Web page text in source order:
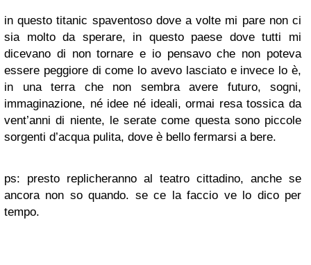
in questo titanic spaventoso dove a volte mi pare non ci
sia molto da sperare, in questo paese dove tutti mi
dicevano di non tornare e io pensavo che non poteva
essere peggiore di come lo avevo lasciato e invece lo è,
in una terra che non sembra avere futuro, sogni,
immaginazione, né idee né ideali, ormai resa tossica da
vent’anni di niente, le serate come questa sono piccole
sorgenti d’acqua pulita, dove è bello fermarsi a bere.
ps: presto replicheranno al teatro cittadino, anche se
ancora non so quando. se ce la faccio ve lo dico per
tempo.